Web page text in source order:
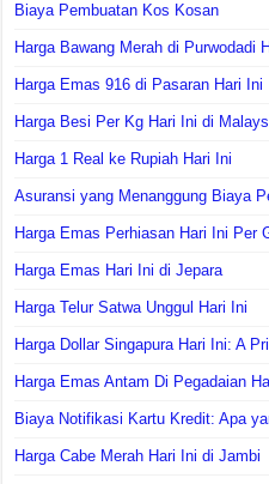
Biaya Pembuatan Kos Kosan
Harga Bawang Merah di Purwodadi
Harga Emas 916 di Pasaran Hari Ini
Harga Besi Per Kg Hari Ini di
Harga 1 Real ke Rupiah Hari Ini
Asuransi yang Menanggung Biaya
Harga Emas Perhiasan Hari Ini Per
Harga Emas Hari Ini di Jepara
Harga Telur Satwa Unggul Hari Ini
Harga Dollar Singapura Hari Ini: A
Harga Emas Antam Di Pegadaian
Biaya Notifikasi Kartu Kredit: Apa
Harga Cabe Merah Hari Ini di Jambi